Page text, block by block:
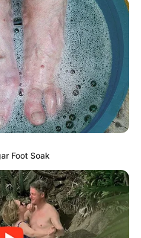
ตามแต่ละวันเกิด มีลักษณะเป็น
Foot Soak